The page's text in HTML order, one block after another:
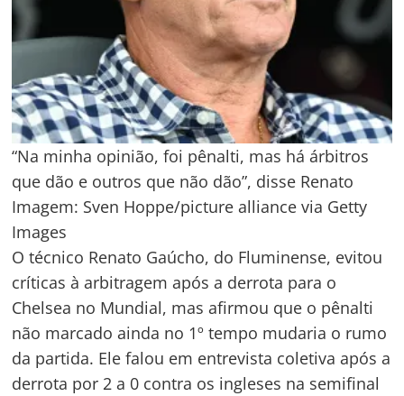
“Na minha opinião, foi pênalti, mas há árbitros
que dão e outros que não dão”, disse Renato
Imagem: Sven Hoppe/picture alliance via Getty
Images
O técnico Renato Gaúcho, do Fluminense, evitou
críticas à arbitragem após a derrota para o
Chelsea no Mundial, mas afirmou que o pênalti
não marcado ainda no 1º tempo mudaria o rumo
da partida. Ele falou em entrevista coletiva após a
derrota por 2 a 0 contra os ingleses na semifinal